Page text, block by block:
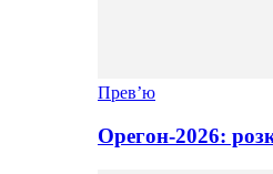
Прев’ю
Орегон-2026: